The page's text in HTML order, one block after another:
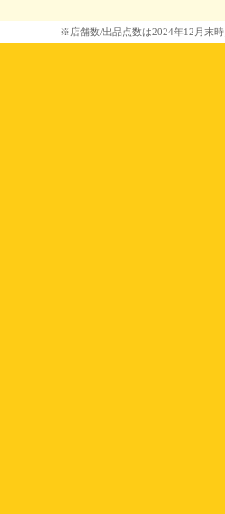
※店舗数/出品点数は2024年12月末時